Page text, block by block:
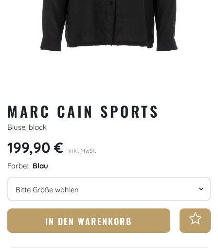
MARC CAIN SPORTS
Bluse, black
199,90 € inkl. MwSt.
Farbe: Blau
Größe
IN DEN WARENKORB